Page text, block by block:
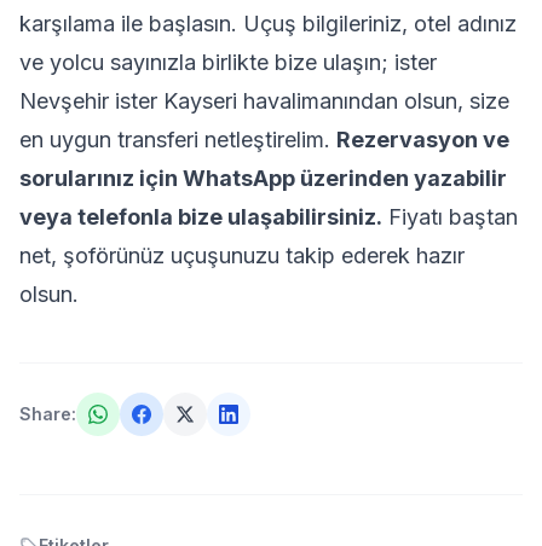
karşılama ile başlasın. Uçuş bilgileriniz, otel adınız
ve yolcu sayınızla birlikte bize ulaşın; ister
Nevşehir ister Kayseri havalimanından olsun, size
en uygun transferi netleştirelim. Rezervasyon ve
sorularınız için WhatsApp üzerinden yazabilir
veya telefonla bize ulaşabilirsiniz. Fiyatı baştan
net, şoförünüz uçuşunuzu takip ederek hazır
olsun.
Share: